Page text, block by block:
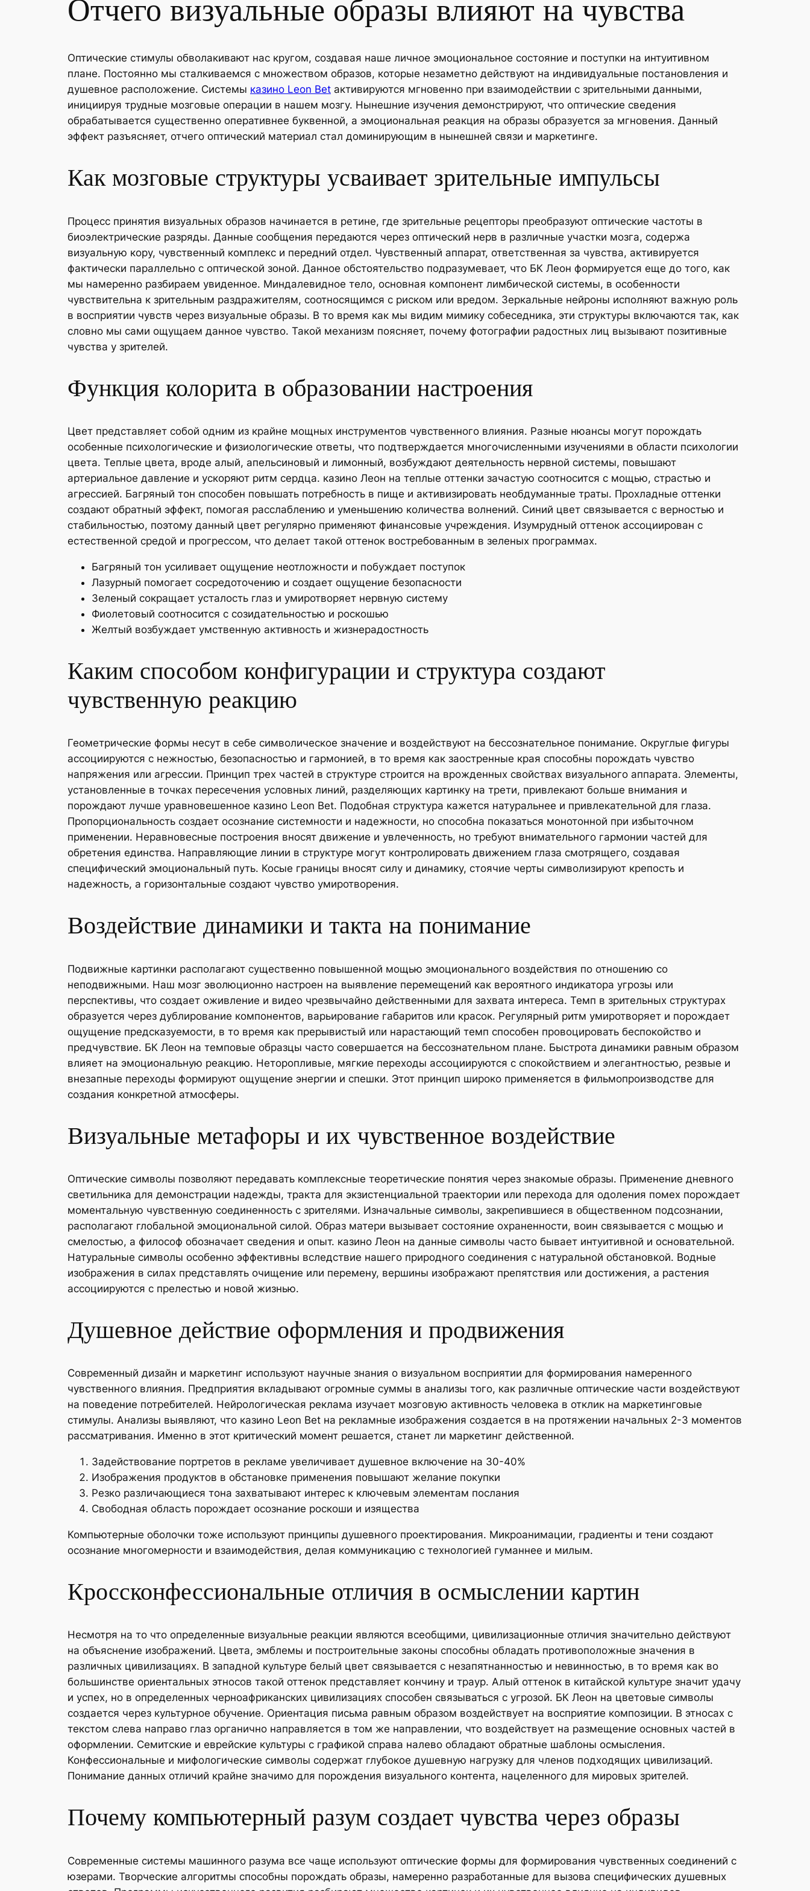
Отчего визуальные образы влияют на чувства
Оптические стимулы обволакивают нас кругом, создавая наше личное эмоциональное состояние и поступки на интуитивном
плане. Постоянно мы сталкиваемся с множеством образов, которые незаметно действуют на индивидуальные постановления и
душевное расположение. Системы казино Leon Bet активируются мгновенно при взаимодействии с зрительными данными,
инициируя трудные мозговые операции в нашем мозгу. Нынешние изучения демонстрируют, что оптические сведения
обрабатывается существенно оперативнее буквенной, а эмоциональная реакция на образы образуется за мгновения. Данный
эффект разъясняет, отчего оптический материал стал доминирующим в нынешней связи и маркетинге.
Как мозговые структуры усваивает зрительные импульсы
Процесс принятия визуальных образов начинается в ретине, где зрительные рецепторы преобразуют оптические частоты в
биоэлектрические разряды. Данные сообщения передаются через оптический нерв в различные участки мозга, содержа
визуальную кору, чувственный комплекс и передний отдел. Чувственный аппарат, ответственная за чувства, активируется
фактически параллельно с оптической зоной. Данное обстоятельство подразумевает, что БК Леон формируется еще до того, как
мы намеренно разбираем увиденное. Миндалевидное тело, основная компонент лимбической системы, в особенности
чувствительна к зрительным раздражителям, соотносящимся с риском или вредом. Зеркальные нейроны исполняют важную роль
в восприятии чувств через визуальные образы. В то время как мы видим мимику собеседника, эти структуры включаются так, как
словно мы сами ощущаем данное чувство. Такой механизм поясняет, почему фотографии радостных лиц вызывают позитивные
чувства у зрителей.
Функция колорита в образовании настроения
Цвет представляет собой одним из крайне мощных инструментов чувственного влияния. Разные нюансы могут порождать
особенные психологические и физиологические ответы, что подтверждается многочисленными изучениями в области психологии
цвета. Теплые цвета, вроде алый, апельсиновый и лимонный, возбуждают деятельность нервной системы, повышают
артериальное давление и ускоряют ритм сердца. казино Леон на теплые оттенки зачастую соотносится с мощью, страстью и
агрессией. Багряный тон способен повышать потребность в пище и активизировать необдуманные траты. Прохладные оттенки
создают обратный эффект, помогая расслаблению и уменьшению количества волнений. Синий цвет связывается с верностью и
стабильностью, поэтому данный цвет регулярно применяют финансовые учреждения. Изумрудный оттенок ассоциирован с
естественной средой и прогрессом, что делает такой оттенок востребованным в зеленых программах.
Багряный тон усиливает ощущение неотложности и побуждает поступок
Лазурный помогает сосредоточению и создает ощущение безопасности
Зеленый сокращает усталость глаз и умиротворяет нервную систему
Фиолетовый соотносится с созидательностью и роскошью
Желтый возбуждает умственную активность и жизнерадостность
Каким способом конфигурации и структура создают
чувственную реакцию
Геометрические формы несут в себе символическое значение и воздействуют на бессознательное понимание. Округлые фигуры
ассоциируются с нежностью, безопасностью и гармонией, в то время как заостренные края способны порождать чувство
напряжения или агрессии. Принцип трех частей в структуре строится на врожденных свойствах визуального аппарата. Элементы,
установленные в точках пересечения условных линий, разделяющих картинку на трети, привлекают больше внимания и
порождают лучше уравновешенное казино Leon Bet. Подобная структура кажется натуральнее и привлекательной для глаза.
Пропорциональность создает осознание системности и надежности, но способна показаться монотонной при избыточном
применении. Неравновесные построения вносят движение и увлеченность, но требуют внимательного гармонии частей для
обретения единства. Направляющие линии в структуре могут контролировать движением глаза смотрящего, создавая
специфический эмоциональный путь. Косые границы вносят силу и динамику, стоячие черты символизируют крепость и
надежность, а горизонтальные создают чувство умиротворения.
Воздействие динамики и такта на понимание
Подвижные картинки располагают существенно повышенной мощью эмоционального воздействия по отношению со
неподвижными. Наш мозг эволюционно настроен на выявление перемещений как вероятного индикатора угрозы или
перспективы, что создает оживление и видео чрезвычайно действенными для захвата интереса. Темп в зрительных структурах
образуется через дублирование компонентов, варьирование габаритов или красок. Регулярный ритм умиротворяет и порождает
ощущение предсказуемости, в то время как прерывистый или нарастающий темп способен провоцировать беспокойство и
предчувствие. БК Леон на темповые образцы часто совершается на бессознательном плане. Быстрота динамики равным образом
влияет на эмоциональную реакцию. Неторопливые, мягкие переходы ассоциируются с спокойствием и элегантностью, резвые и
внезапные переходы формируют ощущение энергии и спешки. Этот принцип широко применяется в фильмопроизводстве для
создания конкретной атмосферы.
Визуальные метафоры и их чувственное воздействие
Оптические символы позволяют передавать комплексные теоретические понятия через знакомые образы. Применение дневного
светильника для демонстрации надежды, тракта для экзистенциальной траектории или перехода для одоления помех порождает
моментальную чувственную соединенность с зрителями. Изначальные символы, закрепившиеся в общественном подсознании,
располагают глобальной эмоциональной силой. Образ матери вызывает состояние охраненности, воин связывается с мощью и
смелостью, а философ обозначает сведения и опыт. казино Леон на данные символы часто бывает интуитивной и основательной.
Натуральные символы особенно эффективны вследствие нашего природного соединения с натуральной обстановкой. Водные
изображения в силах представлять очищение или перемену, вершины изображают препятствия или достижения, а растения
ассоциируются с прелестью и новой жизнью.
Душевное действие оформления и продвижения
Современный дизайн и маркетинг используют научные знания о визуальном восприятии для формирования намеренного
чувственного влияния. Предприятия вкладывают огромные суммы в анализы того, как различные оптические части воздействуют
на поведение потребителей. Нейрологическая реклама изучает мозговую активность человека в отклик на маркетинговые
стимулы. Анализы выявляют, что казино Leon Bet на рекламные изображения создается в на протяжении начальных 2-3 моментов
рассматривания. Именно в этот критический момент решается, станет ли маркетинг действенной.
Задействование портретов в рекламе увеличивает душевное включение на 30-40%
Изображения продуктов в обстановке применения повышают желание покупки
Резко различающиеся тона захватывают интерес к ключевым элементам послания
Свободная область порождает осознание роскоши и изящества
Компьютерные оболочки тоже используют принципы душевного проектирования. Микроанимации, градиенты и тени создают
осознание многомерности и взаимодействия, делая коммуникацию с технологией гуманнее и милым.
Кроссконфессиональные отличия в осмыслении картин
Несмотря на то что определенные визуальные реакции являются всеобщими, цивилизационные отличия значительно действуют
на объяснение изображений. Цвета, эмблемы и построительные законы способны обладать противоположные значения в
различных цивилизациях. В западной культуре белый цвет связывается с незапятнанностью и невинностью, в то время как во
большинстве ориентальных этносов такой оттенок представляет кончину и траур. Алый оттенок в китайской культуре значит удачу
и успех, но в определенных черноафриканских цивилизациях способен связываться с угрозой. БК Леон на цветовые символы
создается через культурное обучение. Ориентация письма равным образом воздействует на восприятие композиции. В этносах с
текстом слева направо глаз органично направляется в том же направлении, что воздействует на размещение основных частей в
оформлении. Семитские и еврейские культуры с графикой справа налево обладают обратные шаблоны осмысления.
Конфессиональные и мифологические символы содержат глубокое душевную нагрузку для членов подходящих цивилизаций.
Понимание данных отличий крайне значимо для порождения визуального контента, нацеленного для мировых зрителей.
Почему компьютерный разум создает чувства через образы
Современные системы машинного разума все чаще используют оптические формы для формирования чувственных соединений с
юзерами. Творческие алгоритмы способны порождать образы, намеренно разработанные для вызова специфических душевных